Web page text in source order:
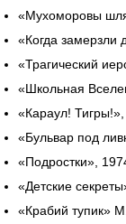
«Мухоморовы
«Когда замерзли
«Трагический
«Школьная
«Караул!
«Бульвар под
«Подростки»,
«Детские
«Крабий тупик»